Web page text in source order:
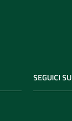
SEGUICI SU